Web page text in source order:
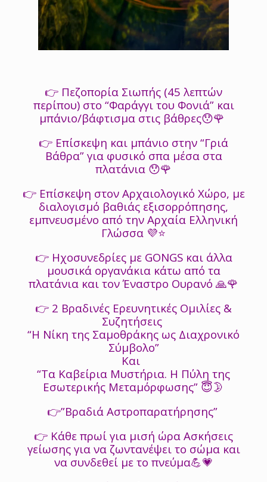
👉 Πεζοπορία Σιωπής (45 λεπτών
περίπου) στο “Φαράγγι του Φονιά” και
μπάνιο/βάφτισμα στις βάθρες😯🌹
👉 Επίσκεψη και μπάνιο στην “Γριά
Βάθρα” για φυσικό σπα μέσα στα
πλατάνια 😯🌹
👉 Επίσκεψη στον Αρχαιολογικό Χώρο, με
διαλογισμό βαθιάς εξισορρόπησης,
εμπνευσμένο από την Αρχαία Ελληνική
Γλώσσα 💜⭐
👉 Ηχοσυνεδρίες με GONGS και άλλα
μουσικά οργανάκια κάτω από τα
πλατάνια και τον Έναστρο Ουρανό 🙏🌹
👉 2 Βραδινές Ερευνητικές Ομιλίες &
Συζητήσεις
“Η Νίκη της Σαμοθράκης ως Διαχρονικό
Σύμβολο”
Και
“Τα Καβείρια Μυστήρια. Η Πύλη της
Εσωτερικής Μεταμόρφωσης” 😇🌛
👉”Βραδιά Αστροπαρατήρησης”
👉 Κάθε πρωί για μισή ώρα Ασκήσεις
γείωσης για να ζωντανέψει το σώμα και
να συνδεθεί με το πνεύμα💪💗